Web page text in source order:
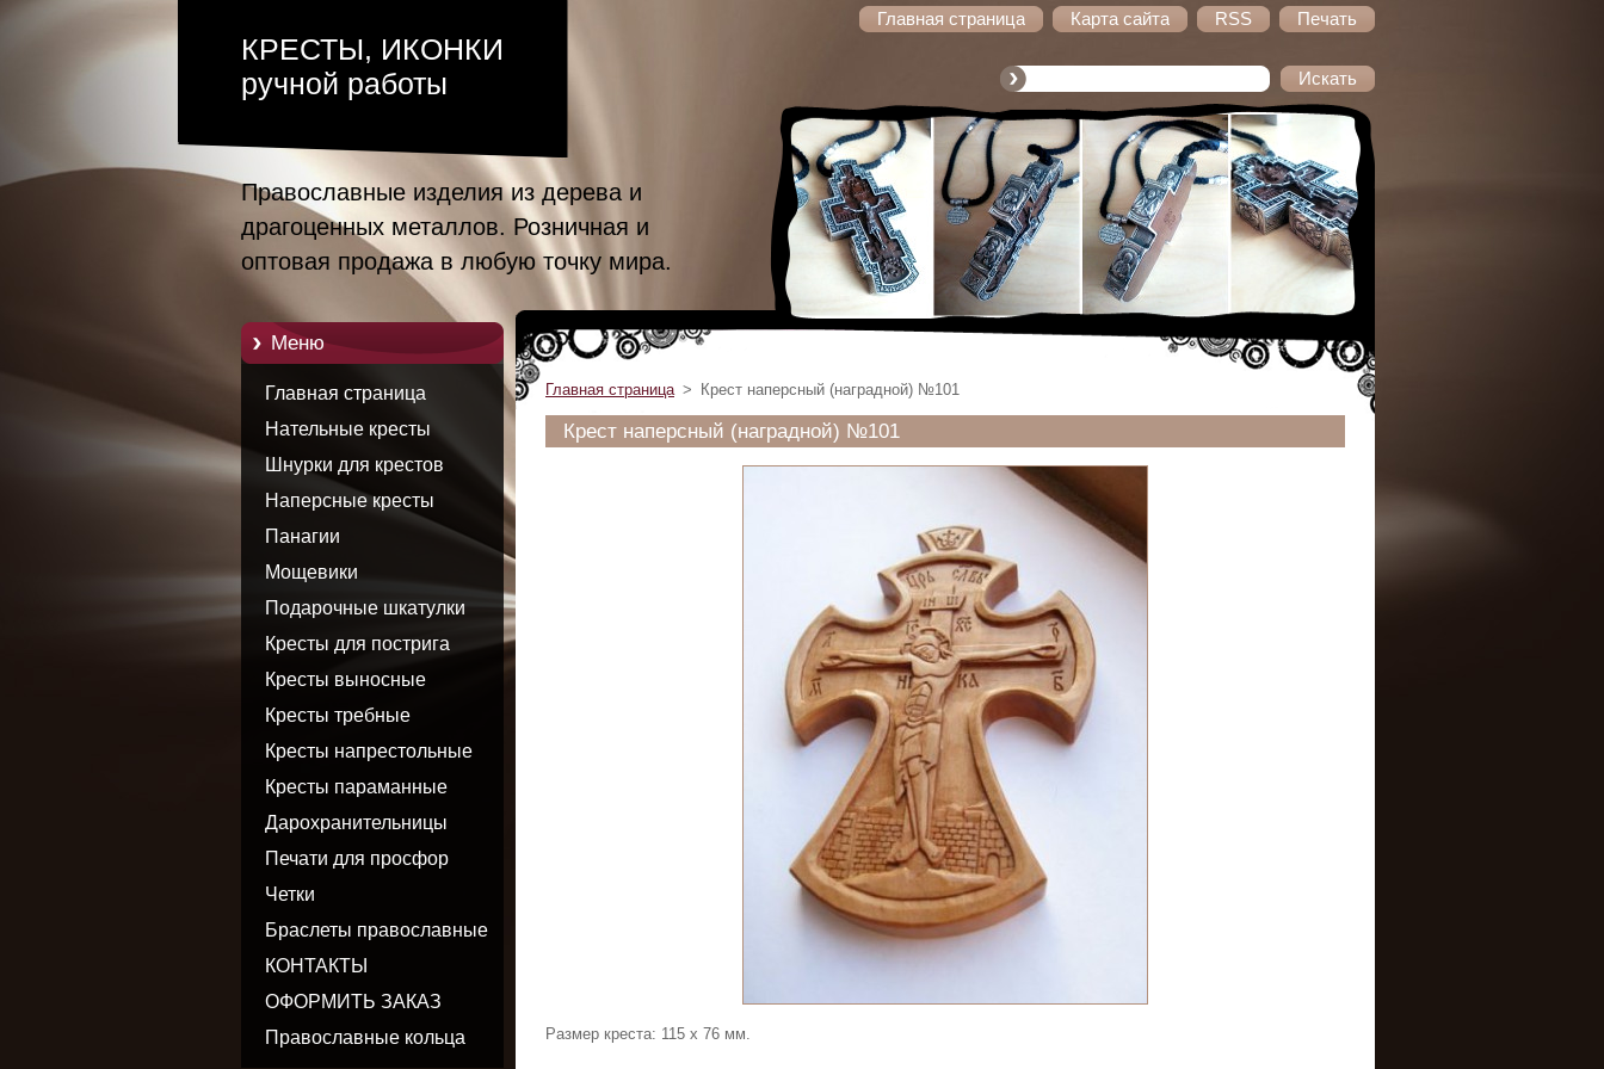
Главная страница Карта сайта RSS Печать
КРЕСТЫ, ИКОНКИ
ручной работы
Православные изделия из дерева и
драгоценных металлов. Розничная и
оптовая продажа в любую точку мира.
Mеню
Главная страница
Нательные кресты
Шнурки для крестов
Наперсные кресты
Панагии
Мощевики
Подарочные шкатулки
Кресты для пострига
Кресты выносные
Кресты требные
Кресты напрестольные
Кресты параманные
Дарохранительницы
Печати для просфор
Четки
Браслеты православные
КОНТАКТЫ
ОФОРМИТЬ ЗАКАЗ
Православные кольца
Главная страница > Крест наперсный (наградной) №101
Крест наперсный (наградной) №101
Размер креста: 115 х 76 мм.